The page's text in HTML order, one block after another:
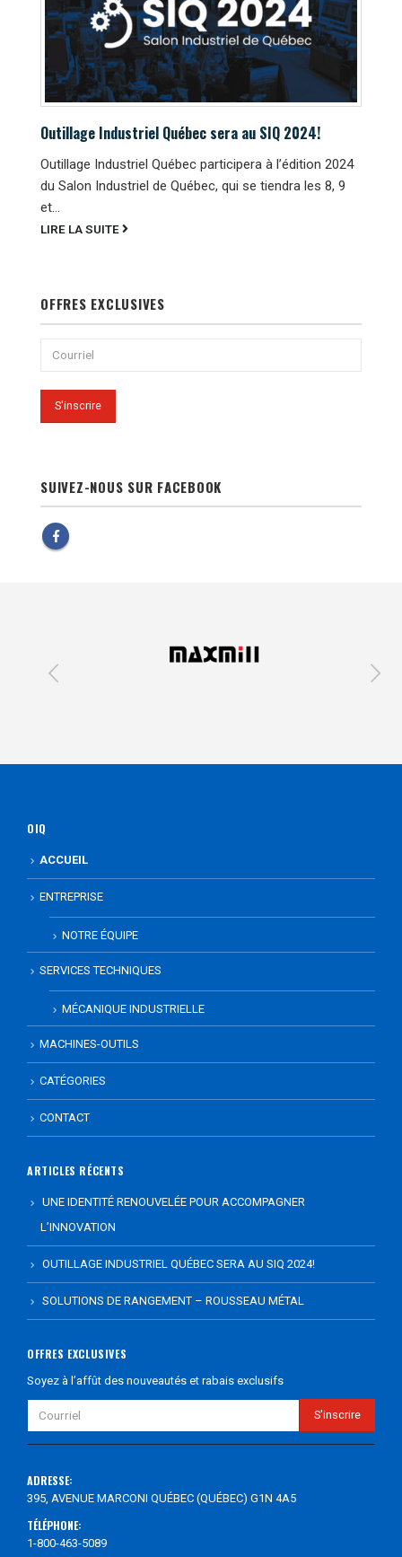
Outillage Industriel Québec sera au SIQ 2024!
Outillage Industriel Québec participera à l’édition 2024
du Salon Industriel de Québec, qui se tiendra les 8, 9
et...
LIRE LA SUITE
OFFRES EXCLUSIVES
SUIVEZ-NOUS SUR FACEBOOK
OIQ
ACCUEIL
ENTREPRISE
NOTRE ÉQUIPE
SERVICES TECHNIQUES
MÉCANIQUE INDUSTRIELLE
MACHINES-OUTILS
CATÉGORIES
CONTACT
ARTICLES RÉCENTS
UNE IDENTITÉ RENOUVELÉE POUR ACCOMPAGNER
L’INNOVATION
OUTILLAGE INDUSTRIEL QUÉBEC SERA AU SIQ 2024!
SOLUTIONS DE RANGEMENT – ROUSSEAU MÉTAL
OFFRES EXCLUSIVES
Soyez à l’affût des nouveautés et rabais exclusifs
ADRESSE:
395, AVENUE MARCONI QUÉBEC (QUÉBEC) G1N 4A5
TÉLÉPHONE:
1-800-463-5089